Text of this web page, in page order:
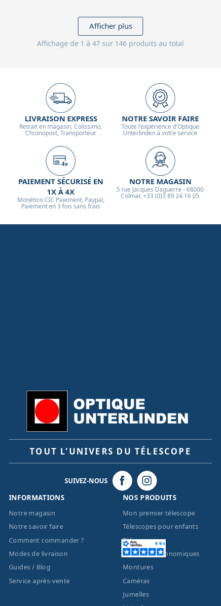
Affichage de 1 à 47 sur 146 produits au total
Afficher plus
LIVRAISON EXPRESS
Retrait en magasin, Colissimo,
Chronopost, Transporteur
NOTRE SAVOIR FAIRE
Toute l'expérience d'Optique
Unterlinden à votre service
PAIEMENT SÉCURISÉ EN
1X À 4X
Monético CIC Paiement, Paypal,
Paiement en 3 fois sans frais
NOTRE MAGASIN
5 rue Jacques Daguerre - 68000
Colmar, +33 (0)3 89 24 16 05
TOUT L’UNIVERS DU TÉLESCOPE
SUIVEZ-NOUS
INFORMATIONS
Notre magasin
Notre savoir faire
Comment commander ?
Modes de livraison
Guides / Blog
Service après-vente
NOS PRODUITS
Mon premier télescope
Télescopes pour enfants
Télescopes
Lunettes astronomiques
Montures
Caméras
Jumelles